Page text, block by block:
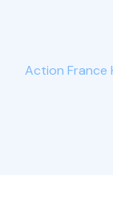
Action